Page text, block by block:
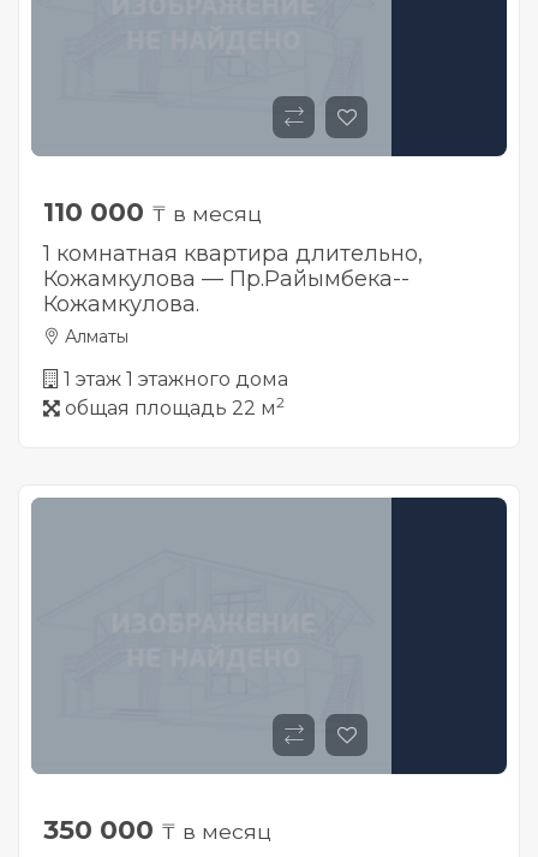
110 000 ₸ в месяц
1 комнатная квартира длительно,
Кожамкулова — Пр.Райымбека--
Кожамкулова.
Алматы
1 этаж 1 этажного дома
общая площадь 22 м2
350 000 ₸ в месяц